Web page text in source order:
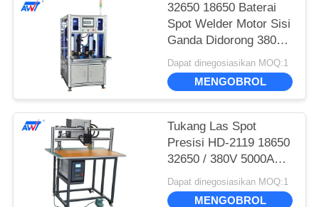
32650 18650 Baterai
Spot Welder Motor Sisi
Ganda Didorong 3800-
4500 pcs / Jam 380V
5000A
Dapat dinegosiasikan MOQ:1
MENGOBROL
Tukang Las Spot
Presisi HD-2119 18650
32650 / 380V 5000A
Tukang Las Spot
Inverter
Dapat dinegosiasikan MOQ:1
MENGOBROL